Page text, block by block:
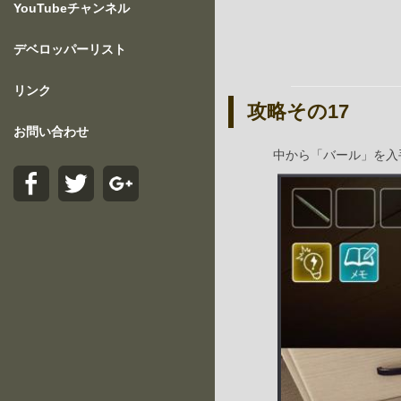
YouTubeチャンネル
デベロッパーリスト
リンク
お問い合わせ
攻略その17
中から「バール」を入